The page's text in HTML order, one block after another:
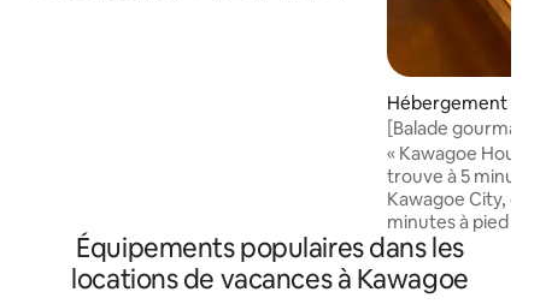
す。素足でも心地よくお過ごしいただけ
ます。 【2】広々ダイニング＆本格カウン
ター付きフルキッチン 大人数が一同に集
Hébergement ⋅
[Balade
Visite d'une
minutes de la
individuelle avec
feux d'artifice
Parking disponible
« Kawagoe
trouve à 5
Kawagoe City, ce
minutes à pied
et pratique pour
nouvellement
accueillir jusqu'à
Équipements populaires dans les
locations de vacances à Kawagoe